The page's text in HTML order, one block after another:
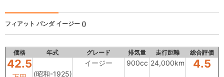
フィアット パンダイージー ()
価格 年式 グレード 排気量 走行距離 総合評価
42.5
(昭和-1925)
イージー 900cc 24,000km 4.5